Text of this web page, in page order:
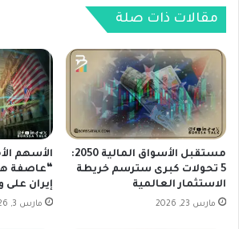
ت
ت
ا
ئ
م
ة
ا
ي
ت
ش
ك
ة
أ
ب
ل
مقالات ذات صلة
مستقبل الأسواق المالية 2050:
5 تحولات كبرى سترسم خريطة
الاستثمار العالمية
مارس 23, 2026
الأسهم
“عاصفة
إيران
مارس 3, 2026